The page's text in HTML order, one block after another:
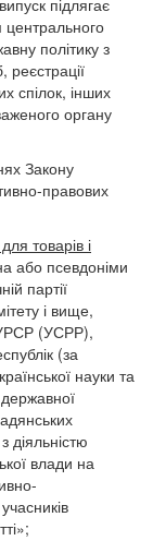
підлягає
політику з
реєстрації
спілок, інших
органу
Закону
правових
товарів і
або псевдоніми
партії
і вище,
(УСРР),
(за
науки та
діяльністю
влади на